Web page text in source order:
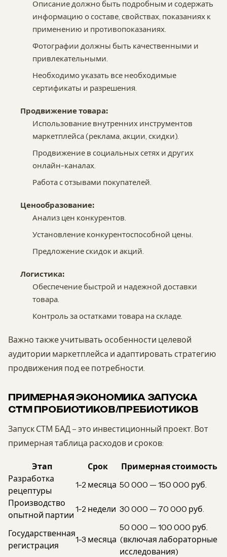
Описание должно быть подробным и содержать
информацию о составе, свойствах, показаниях к
применению и противопоказаниях.
Фотографии должны быть качественными и
привлекательными.
Необходимо указать все необходимые
сертификаты и разрешения.
Продвижение товара:
Использование внутренних инструментов
маркетплейса (реклама, акции, скидки).
Продвижение в социальных сетях и других
онлайн-каналах.
Работа с отзывами покупателей.
Ценообразование:
Анализ цен конкурентов.
Установление конкурентоспособной цены.
Предложение скидок и акций.
Логистика:
Обеспечение быстрой и надежной доставки
товара.
Контроль за остатками товара на складе.
Важно также учитывать особенности целевой
аудитории маркетплейса и адаптировать стратегию
продвижения под ее потребности.
ПРИМЕРНАЯ ЭКОНОМИКА ЗАПУСКА
СТМ ПРОБИОТИКОВ/ПРЕБИОТИКОВ
Запуск СТМ БАД – это инвестиционный проект. Вот
примерная таблица расходов и сроков:
Этап Срок
Примерная стоимость
Разработка
рецептуры
1-2 месяца 50 000 — 150 000 руб.
Производство
опытной партии
1-2 недели 30 000 — 70 000 руб.
Государственная
регистрация
1-3 месяца
50 000 — 100 000 руб.
(включая лабораторные
исследования)